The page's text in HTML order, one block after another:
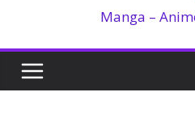
Manga –